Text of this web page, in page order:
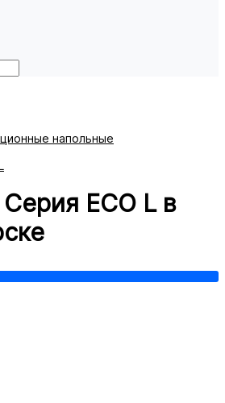
напольные
ECO L в